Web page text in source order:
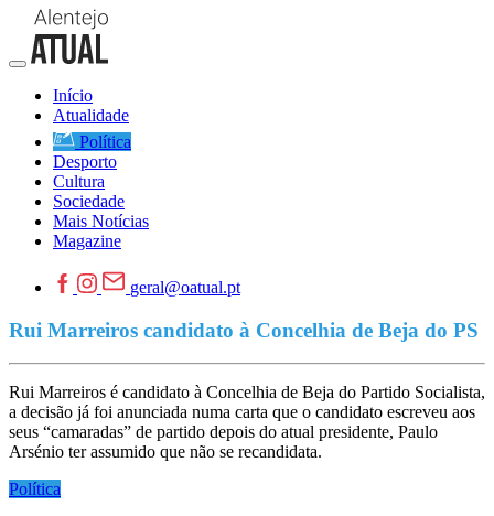
Início
Atualidade
Política
Desporto
Cultura
Sociedade
Mais Notícias
Magazine
geral@oatual.pt
Rui Marreiros candidato à Concelhia de Beja do PS
Rui Marreiros é candidato à Concelhia de Beja do Partido Socialista,
a decisão já foi anunciada numa carta que o candidato escreveu aos
seus “camaradas” de partido depois do atual presidente, Paulo
Arsénio ter assumido que não se recandidata.
Política